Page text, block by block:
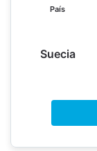
País
Suecia